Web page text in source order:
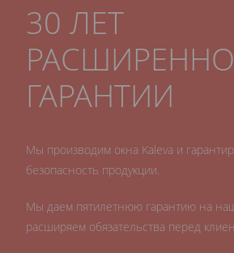
30 ЛЕТ
ГАРАНТИИ
Мы производим окна Kaleva и
безопасность продукции.
Мы даем пятилетнюю гарантию на
расширяем обязательства перед